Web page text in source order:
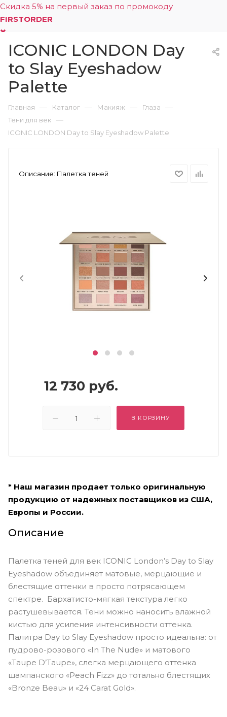
Скидка 5% на первый заказ по промокоду
FIRSTORDER
0
ICONIC LONDON Day
to Slay Eyeshadow
Palette
Главная — Каталог — Макияж — Глаза —
Тени для век —
ICONIC LONDON Day to Slay Eyeshadow Palette
Описание: Палетка теней
12 730 руб.
В КОРЗИНУ
* Наш магазин продает только оригинальную
продукцию от надежных поставщиков из США,
Европы и России.
Описание
Палетка теней для век ICONIC London’s Day to Slay
Eyeshadow объединяет матовые, мерцающие и
блестящие оттенки в просто потрясающем
спектре. Бархатисто-мягкая текстура легко
растушевывается. Тени можно наносить влажной
кистью для усиления интенсивности оттенка.
Палитра Day to Slay Eyeshadow просто идеальна: от
пудрово-розового «In The Nude» и матового
«Taupe D’Taupe», слегка мерцающего оттенка
шампанского «Peach Fizz» до тотально блестящих
«Bronze Beau» и «24 Carat Gold».